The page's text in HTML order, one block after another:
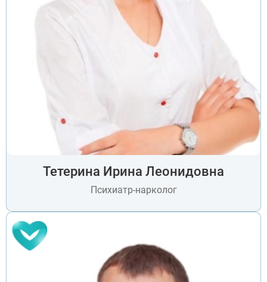
Тетерина Ирина Леонидовна
Психиатр-нарколог